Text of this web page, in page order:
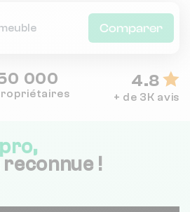
Comparer
000 4.8
+ de 3K avis
!